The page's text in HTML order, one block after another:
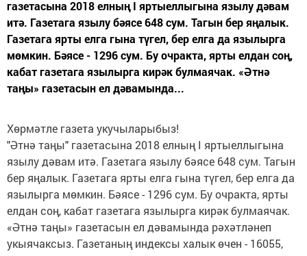
газетасына 2018 елның I яртыеллыгына язылу дәвам
итә. Газетага язылу бәясе 648 сум. Тагын бер яңалык.
Газетага ярты елга гына түгел, бер елга да язылырга
мөмкин. Бәясе - 1296 сум. Бу очракта, ярты елдан соң,
кабат газетага язылырга кирәк булмаячак. «Әтнә
таңы» газетасын ел дәвамында...
Хөрмәтле газета укучыларыбыз!
"Әтнә таңы" газетасына 2018 елның I яртыеллыгына
язылу дәвам итә. Газетага язылу бәясе 648 сум. Тагын
бер яңалык. Газетага ярты елга гына түгел, бер елга да
язылырга мөмкин. Бәясе - 1296 сум. Бу очракта, ярты
елдан соң, кабат газетага язылырга кирәк булмаячак.
«Әтнә таңы» газетасын ел дәвамында рәхәтләнеп
укыя­чаксыз. Газетаның индексы халык өчен - 16055,